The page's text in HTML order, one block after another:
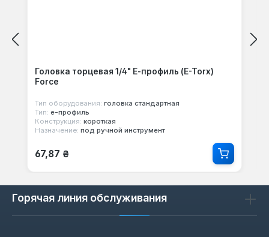
Головка торцевая 1/4" Е-профиль (E-Torx)
Force
Тип оборудования: головка стандартная
Тип: е-профиль
Конструкция: короткая
Назначение: под ручной инструмент
Обычная цена:
67,87 ₴
Горячая линия обслуживания